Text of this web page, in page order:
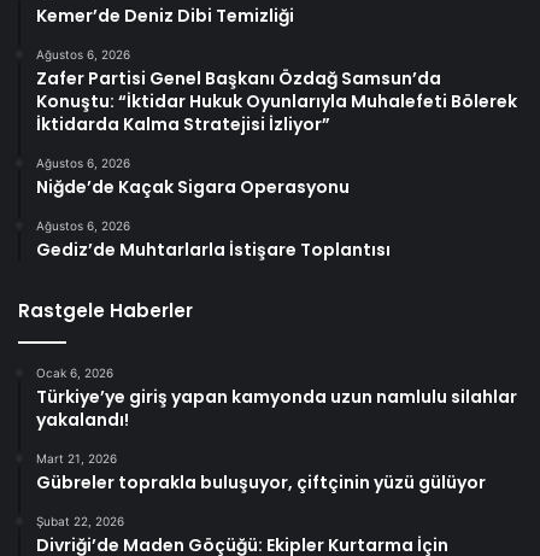
Kemer’de Deniz Dibi Temizliği
Ağustos 6, 2026
Zafer Partisi Genel Başkanı Özdağ Samsun’da
Konuştu: “İktidar Hukuk Oyunlarıyla Muhalefeti Bölerek
İktidarda Kalma Stratejisi İzliyor”
Ağustos 6, 2026
Niğde’de Kaçak Sigara Operasyonu
Ağustos 6, 2026
Gediz’de Muhtarlarla İstişare Toplantısı
Rastgele Haberler
Ocak 6, 2026
Türkiye’ye giriş yapan kamyonda uzun namlulu silahlar
yakalandı!
Mart 21, 2026
Gübreler toprakla buluşuyor, çiftçinin yüzü gülüyor
Şubat 22, 2026
Divriği’de Maden Göçüğü: Ekipler Kurtarma İçin